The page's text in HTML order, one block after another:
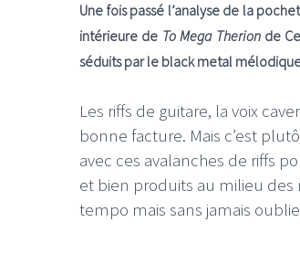
Une fois passé l’analyse de la
intérieure de To Mega Therionde
séduits par le black metal
Les riffs de guitare, la voix
bonne facture. Mais c’est
avec ces avalanches de riffs
et bien produits au milieu des
tempo mais sans jamais